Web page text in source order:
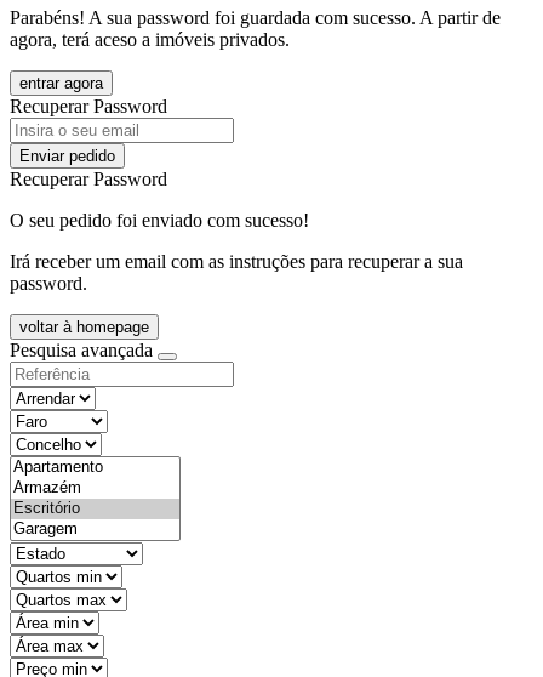
Parabéns! A sua password foi guardada com sucesso. A partir de
agora, terá aceso a imóveis privados.
entrar agora
Recuperar Password
Enviar pedido
Recuperar Password
O seu pedido foi enviado com sucesso!
Irá receber um email com as instruções para recuperar a sua
password.
voltar à homepage
Pesquisa avançada
objective
districtId
countyId
types
state
mintypo
maxtypo
minarea
maxarea
minprice